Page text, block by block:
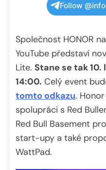
Follow
Společnost HONOR
YouTube představí
Lite. Stane se tak
14:00. Celý event
tomto odkazu.
spolupráci s Red
Red Bull Basement
start-upy a také
WattPad.